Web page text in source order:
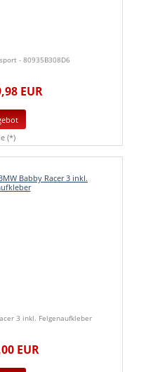
- 80935B308D6
EUR
(*)
3 inkl. Felgenaufkleber
EUR